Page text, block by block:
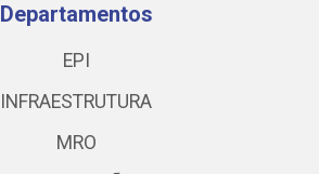
Departamentos
EPI
INFRAESTRUTURA
MRO